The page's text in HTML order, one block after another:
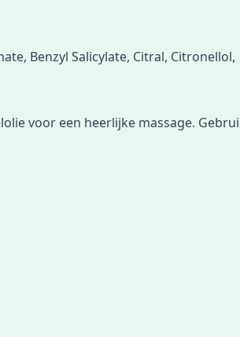
Benzyl Salicylate, Citral, Citronellol,
voor een heerlijke massage.